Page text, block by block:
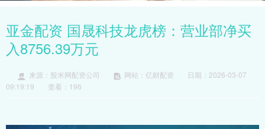
亚金配资 国晟科技龙虎榜：营业部净买
入8756.39万元
来源：股米网配资公司 网站：亿财配资
日期：2026-03-07
09:19:19
查看：196